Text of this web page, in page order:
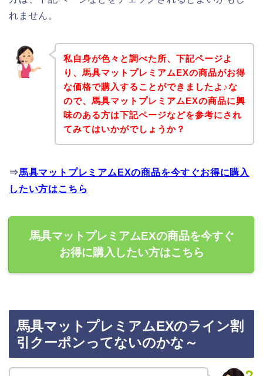
れません。
私自身が色々と調べた所、下記ページよ
り、馬具マットプレミアムEXの商品がお得
な価格で購入することができましたよ♪な
ので、馬具マットプレミアムEXの商品に興
味のある方は下記ページなどを参考にされ
てみてはいかがでしょうか？
⇒馬具マットプレミアムEXの商品を今すぐお得に購入
したい方はこちら
馬具マットプレミアムEXの商品を今すぐ
お得に購入したい方はこちら
馬具マットプレミアムEXのライン割
引クーポンってないのかな～